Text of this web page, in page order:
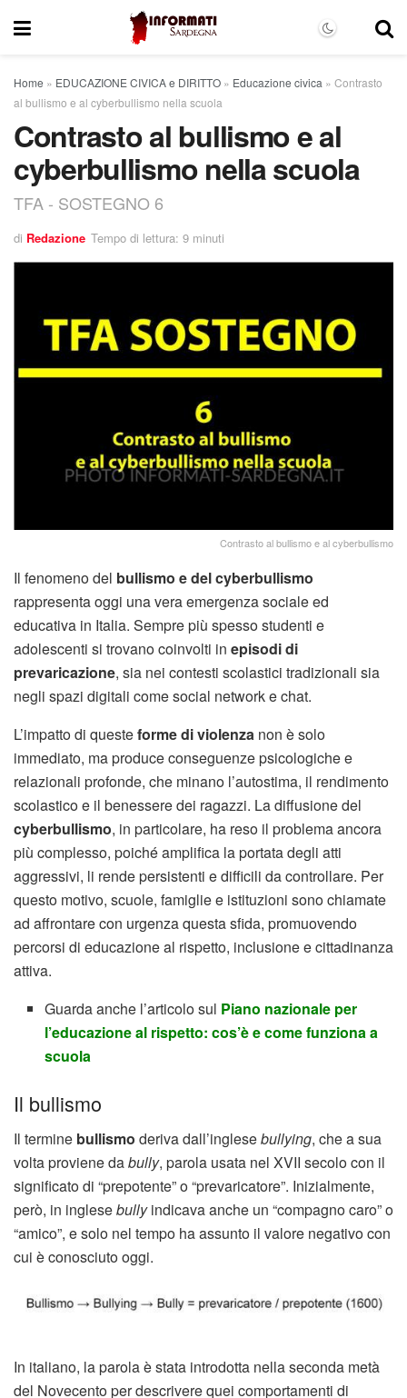
Home » EDUCAZIONE CIVICA e DIRITTO » Educazione civica » Contrasto
al bullismo e al cyberbullismo nella scuola
Contrasto al bullismo e al
cyberbullismo nella scuola
TFA - SOSTEGNO 6
di Redazione Tempo di lettura: 9 minuti
Contrasto al bullismo e al cyberbullismo
Il fenomeno del bullismo e del cyberbullismo
rappresenta oggi una vera emergenza sociale ed
educativa in Italia. Sempre più spesso studenti e
adolescenti si trovano coinvolti in episodi di
prevaricazione, sia nei contesti scolastici tradizionali sia
negli spazi digitali come social network e chat.
L’impatto di questeforme di violenza non è solo
immediato, ma produce conseguenze psicologiche e
relazionali profonde, che minano l’autostima, il rendimento
scolastico e il benessere dei ragazzi. La diffusione del
cyberbullismo, in particolare, ha reso il problema ancora
più complesso, poiché amplifica la portata degli atti
aggressivi, li rende persistenti e difficili da controllare. Per
questo motivo, scuole, famiglie e istituzioni sono chiamate
ad affrontare con urgenza questa sfida, promuovendo
percorsi di educazione al rispetto, inclusione e cittadinanza
attiva.
Guarda anche l’articolo sul Piano nazionale per
l’educazione al rispetto: cos’è e come funziona a
scuola
Il bullismo
Il termine bullismo deriva dall’inglesebullying, che a sua
volta proviene dabully, parola usata nel XVII secolo con il
significato di “prepotente” o “prevaricatore”. Inizialmente,
però, in inglesebullyindicava anche un “compagno caro” o
“amico”, e solo nel tempo ha assunto il valore negativo con
cui è conosciuto oggi.
In italiano, la parola è stata introdotta nella seconda metà
del Novecento per descrivere quei comportamenti di